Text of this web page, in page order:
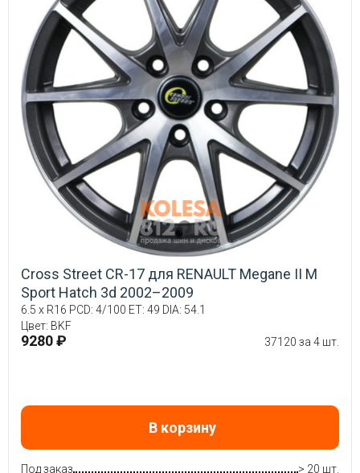
Cross Street CR-17 для RENAULT Megane II M
Sport Hatch 3d 2002–2009
6.5 x R16 PCD: 4/100 ET: 49 DIA: 54.1
Цвет: BKF
9280 ₽ 37120 за 4 шт.
В корзину
Под заказ > 20 шт.